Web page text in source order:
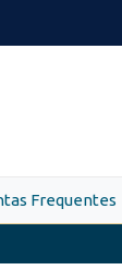
Frequentes